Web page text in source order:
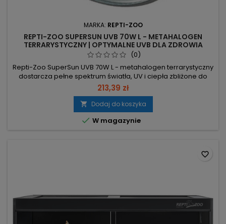
MARKA: REPTI-ZOO
REPTI-ZOO SUPERSUN UVB 70W L - METAHALOGEN
TERRARYSTYCZNY | OPTYMALNE UVB DLA ZDROWIA
GADÓW (0)
Repti-Zoo SuperSun UVB 70W L - metahalogen terrarystyczny
dostarcza pełne spektrum światła, UV i ciepła zbliżone do
słonecznego, zastępując oddzielne źródła grzewcze i UVB.
70W – jedna lampa zastępuje żarówkę grzewczą i UVB,
zapewniając jednocześnie światło i ciepło. Gwint E27 –
montaż w standardowych oprawach; wymaga zastosowania
odpowiedniego...
213,39 zł
 Dodaj do koszyka
 W magazynie
favorite_border